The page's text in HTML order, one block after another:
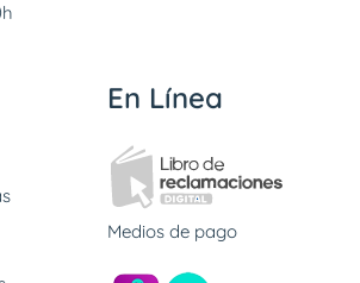
En Línea
Medios de pago